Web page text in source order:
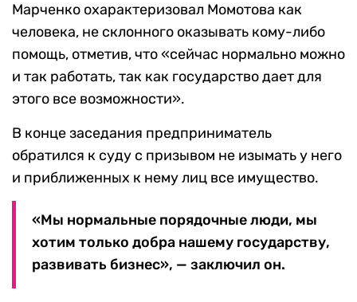
Марченко охарактеризовал Момотова как
человека, не склонного оказывать кому-либо
помощь, отметив, что «сейчас нормально можно
и так работать, так как государство дает для
этого все возможности».
В конце заседания предприниматель
обратился к суду с призывом не изымать у него
и приближенных к нему лиц все имущество.
«Мы нормальные порядочные люди, мы
хотим только добра нашему государству,
развивать бизнес», — заключил он.